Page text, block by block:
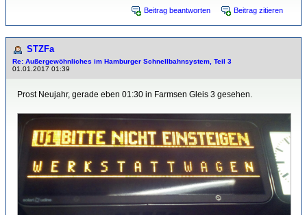
Beitrag beantworten Beitrag zitieren
STZFa
Re: Außergewöhnliches im Hamburger Schnellbahnsystem, Teil 3
01.01.2017 01:39
Prost Neujahr, gerade eben 01:30 in Farmsen Gleis 3 gesehen.